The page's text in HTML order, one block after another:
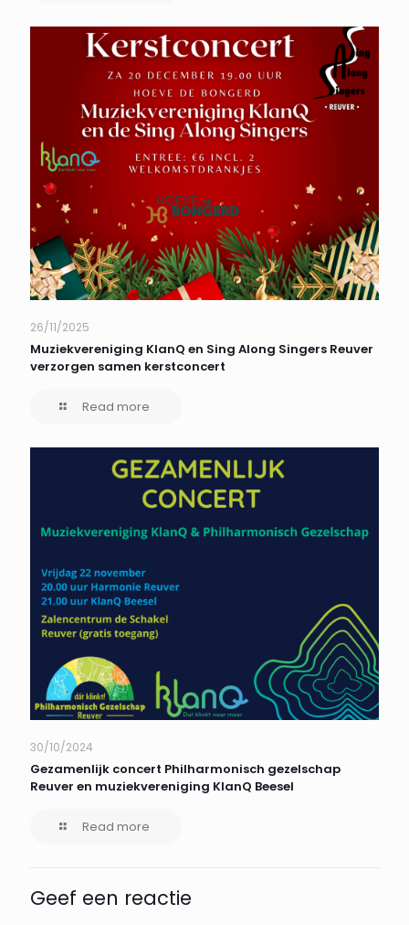
26/11/2025
Muziekvereniging KlanQ en Sing Along Singers Reuver
verzorgen samen kerstconcert
Read more
30/10/2024
Gezamenlijk concert Philharmonisch gezelschap
Reuver en muziekvereniging KlanQ Beesel
Read more
Geef een reactie